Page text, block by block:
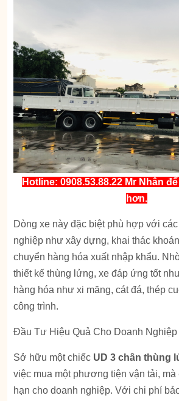
Hotline: 0908.53.88.22 Mr Nhân
hơn.
Dòng xe này đặc biệt phù hợp với
nghiệp như xây dựng, khai thác
chuyển hàng hóa xuất nhập khẩu.
thiết kế thùng lửng, xe đáp ứng tốt
hàng hóa như xi măng, cát đá, thép
công trình.
Đầu Tư Hiệu Quả Cho Doanh Nghiệp
Sở hữu một chiếc UD 3 chân thùng
việc mua một phương tiện vận tải,
hạn cho doanh nghiệp. Với chi phí